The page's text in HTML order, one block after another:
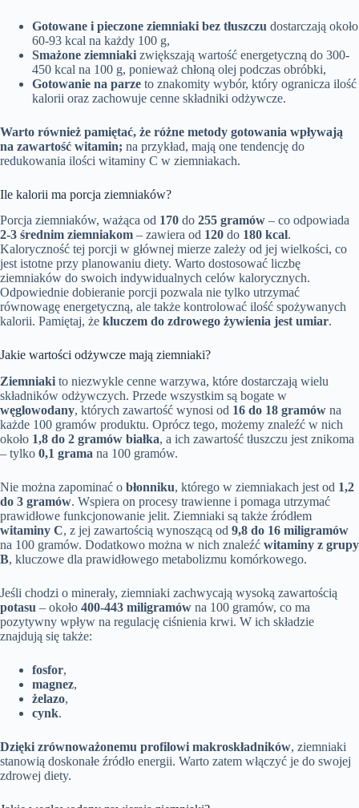
Gotowane i pieczone ziemniaki bez tłuszczu dostarczają około
60-93 kcal na każdy 100 g,
Smażone ziemniaki zwiększają wartość energetyczną do 300-
450 kcal na 100 g, ponieważ chłoną olej podczas obróbki,
Gotowanie na parze to znakomity wybór, który ogranicza ilość
kalorii oraz zachowuje cenne składniki odżywcze.
Warto również pamiętać, że różne metody gotowania wpływają
na zawartość witamin; na przykład, mają one tendencję do
redukowania ilości witaminy C w ziemniakach.
Ile kalorii ma porcja ziemniaków?
Porcja ziemniaków, ważąca od 170 do 255 gramów – co odpowiada
2-3 średnim ziemniakom – zawiera od 120 do 180 kcal.
Kaloryczność tej porcji w głównej mierze zależy od jej wielkości, co
jest istotne przy planowaniu diety. Warto dostosować liczbę
ziemniaków do swoich indywidualnych celów kalorycznych.
Odpowiednie dobieranie porcji pozwala nie tylko utrzymać
równowagę energetyczną, ale także kontrolować ilość spożywanych
kalorii. Pamiętaj, że kluczem do zdrowego żywienia jest umiar.
Jakie wartości odżywcze mają ziemniaki?
Ziemniaki to niezwykle cenne warzywa, które dostarczają wielu
składników odżywczych. Przede wszystkim są bogate w
węglowodany, których zawartość wynosi od 16 do 18 gramów na
każde 100 gramów produktu. Oprócz tego, możemy znaleźć w nich
około 1,8 do 2 gramów białka, a ich zawartość tłuszczu jest znikoma
– tylko 0,1 grama na 100 gramów.
Nie można zapominać o błonniku, którego w ziemniakach jest od 1,2
do 3 gramów. Wspiera on procesy trawienne i pomaga utrzymać
prawidłowe funkcjonowanie jelit. Ziemniaki są także źródłem
witaminy C, z jej zawartością wynoszącą od 9,8 do 16 miligramów
na 100 gramów. Dodatkowo można w nich znaleźć witaminy z grupy
B, kluczowe dla prawidłowego metabolizmu komórkowego.
Jeśli chodzi o minerały, ziemniaki zachwycają wysoką zawartością
potasu – około 400-443 miligramów na 100 gramów, co ma
pozytywny wpływ na regulację ciśnienia krwi. W ich składzie
znajdują się także:
fosfor,
magnez,
żelazo,
cynk.
Dzięki zrównoważonemu profilowi makroskładników, ziemniaki
stanowią doskonałe źródło energii. Warto zatem włączyć je do swojej
zdrowej diety.